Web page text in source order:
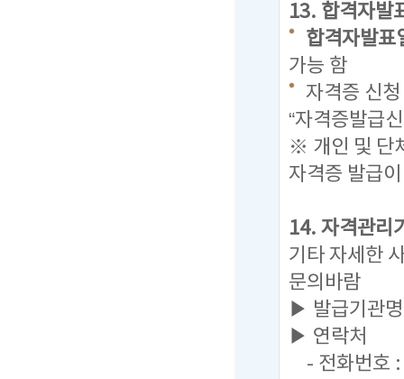
13. 합격자발
합격자발
가능 함
자격증 신
“자격증발급
※ 개인 및 단
자격증 발급
14. 자격관리
기타 자세한
문의바람
▶ 발급기관
▶ 연락처
- 전화번호